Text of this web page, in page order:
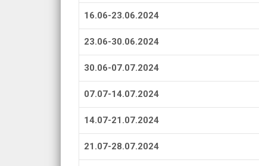
16.06-23.06.2024
23.06-30.06.2024
30.06-07.07.2024
07.07-14.07.2024
14.07-21.07.2024
21.07-28.07.2024